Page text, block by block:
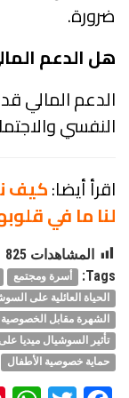
ضرورة.
هل الدعم
الدعم المالي
النفسي
اقرأ أيضا:كيف
لنا ما في
المشاهدات 825
Tags:
أسرة ومجتمع
الحياة العائلية على
الشهرة مقابل الخصوصية
تأثير السوشيال ميديا
حماية خصوصية الأطفال